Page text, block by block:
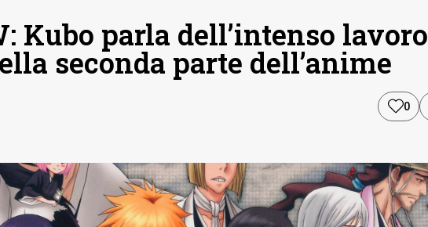
Kubo parla dell’intenso lavoro
seconda parte dell’anime
0